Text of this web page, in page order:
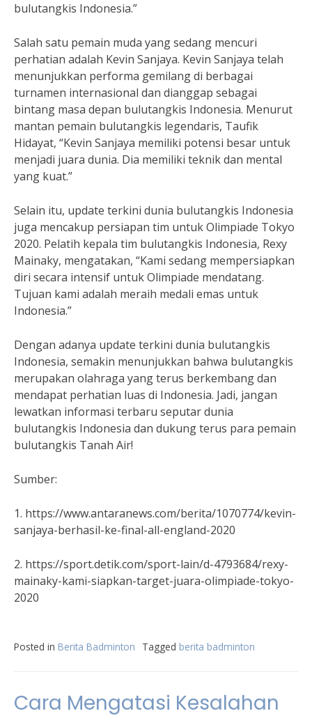
bulutangkis Indonesia.”
Salah satu pemain muda yang sedang mencuri
perhatian adalah Kevin Sanjaya. Kevin Sanjaya telah
menunjukkan performa gemilang di berbagai
turnamen internasional dan dianggap sebagai
bintang masa depan bulutangkis Indonesia. Menurut
mantan pemain bulutangkis legendaris, Taufik
Hidayat, “Kevin Sanjaya memiliki potensi besar untuk
menjadi juara dunia. Dia memiliki teknik dan mental
yang kuat.”
Selain itu, update terkini dunia bulutangkis Indonesia
juga mencakup persiapan tim untuk Olimpiade Tokyo
2020. Pelatih kepala tim bulutangkis Indonesia, Rexy
Mainaky, mengatakan, “Kami sedang mempersiapkan
diri secara intensif untuk Olimpiade mendatang.
Tujuan kami adalah meraih medali emas untuk
Indonesia.”
Dengan adanya update terkini dunia bulutangkis
Indonesia, semakin menunjukkan bahwa bulutangkis
merupakan olahraga yang terus berkembang dan
mendapat perhatian luas di Indonesia. Jadi, jangan
lewatkan informasi terbaru seputar dunia
bulutangkis Indonesia dan dukung terus para pemain
bulutangkis Tanah Air!
Sumber:
1. https://www.antaranews.com/berita/1070774/kevin-
sanjaya-berhasil-ke-final-all-england-2020
2. https://sport.detik.com/sport-lain/d-4793684/rexy-
mainaky-kami-siapkan-target-juara-olimpiade-tokyo-
2020
Posted in Berita Badminton Tagged berita badminton
Cara Mengatasi Kesalahan